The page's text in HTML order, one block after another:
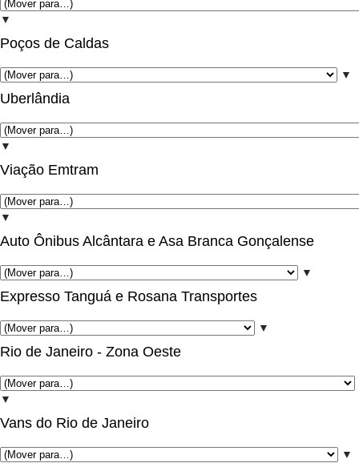
▼
Poços de Caldas
▼
Uberlândia
▼
Viação Emtram
▼
Auto Ônibus Alcântara e Asa Branca Gonçalense
▼
Expresso Tanguá e Rosana Transportes
▼
Rio de Janeiro - Zona Oeste
▼
Vans do Rio de Janeiro
▼